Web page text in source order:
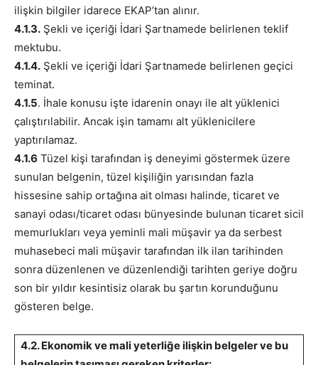
ilişkin bilgiler idarece EKAP’tan alınır.
4.1.3. Şekli ve içeriği İdari Şartnamede belirlenen teklif
mektubu.
4.1.4. Şekli ve içeriği İdari Şartnamede belirlenen geçici
teminat.
4.1.5. İhale konusu işte idarenin onayı ile alt yüklenici
çalıştırılabilir. Ancak işin tamamı alt yüklenicilere
yaptırılamaz.
4.1.6 Tüzel kişi tarafından iş deneyimi göstermek üzere
sunulan belgenin, tüzel kişiliğin yarısından fazla
hissesine sahip ortağına ait olması halinde, ticaret ve
sanayi odası/ticaret odası bünyesinde bulunan ticaret sicil
memurlukları veya yeminli mali müşavir ya da serbest
muhasebeci mali müşavir tarafından ilk ilan tarihinden
sonra düzenlenen ve düzenlendiği tarihten geriye doğru
son bir yıldır kesintisiz olarak bu şartın korunduğunu
gösteren belge.
4.2. Ekonomik ve mali yeterliğe ilişkin belgeler ve bu